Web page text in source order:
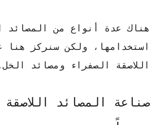
هناك عدة أنواع من المصائد
استخدامها، ولكن سنركز هنا
اللاصقة الصفراء ومصائد
صناعة المصائد اللاصقة